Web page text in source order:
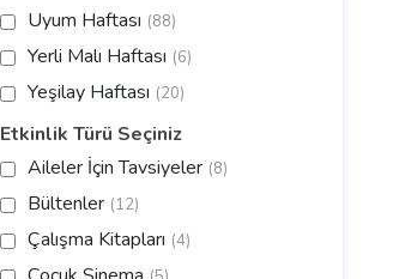
Uyum Haftası (88)
Yerli Malı Haftası (6)
Yeşilay Haftası (20)
Etkinlik Türü Seçiniz
Aileler İçin Tavsiyeler (8)
Bültenler (12)
Çalışma Kitapları (4)